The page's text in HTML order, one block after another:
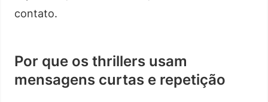
contato.
Por que os thrillers usam
mensagens curtas e repetição